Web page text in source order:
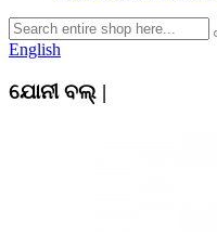
English
ଯୋନୀ ବଲ୍ |